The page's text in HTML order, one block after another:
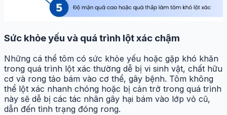
Sức khỏe yếu và quá trình lột xác chậm
Những cá thể tôm có sức khỏe yếu hoặc gặp khó khăn
trong quá trình lột xác thường dễ bị vi sinh vật, chất hữu
cơ và rong tảo bám vào cơ thể, gây bệnh. Tôm không
thể lột xác nhanh chóng hoặc bị cản trở trong quá trình
này sẽ dễ bị các tác nhân gây hại bám vào lớp vỏ cũ,
dẫn đến tình trạng đóng rong.